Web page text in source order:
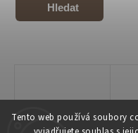
Tento web používá soubory
Hledat